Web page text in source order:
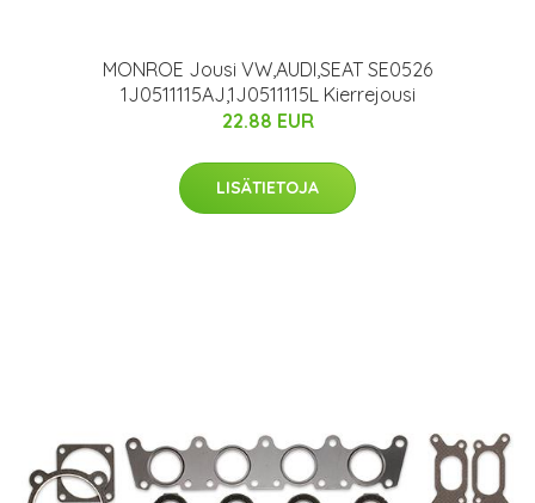
MONROE Jousi VW,AUDI,SEAT SE0526
1J0511115AJ,1J0511115L Kierrejousi
22.88 EUR
LISÄTIETOJA